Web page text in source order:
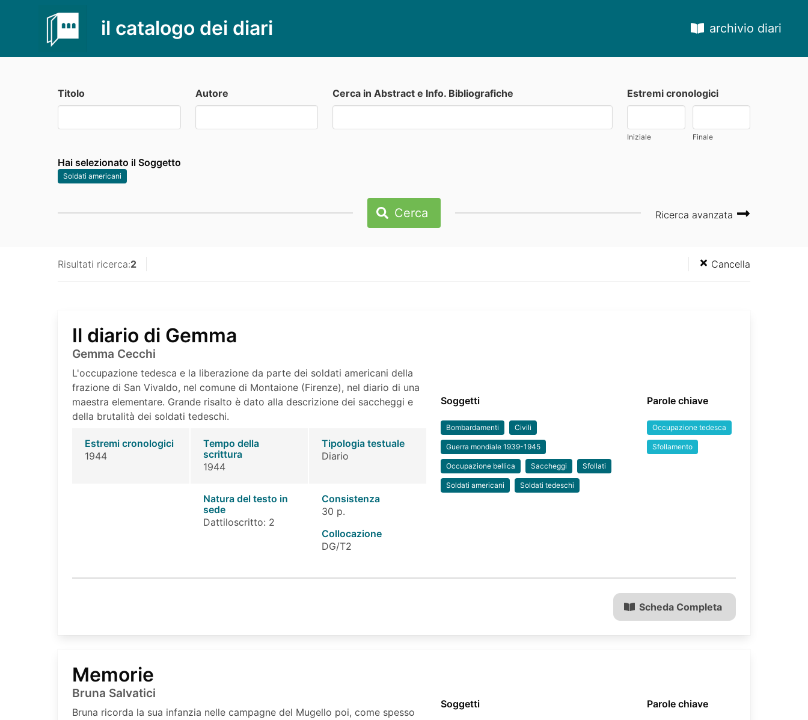
il catalogo dei diari archivio diari
Titolo Autore Cerca in Abstract e Info. Bibliografiche Estremi cronologici
Iniziale Finale
Hai selezionato il Soggetto
Soldati americani
Cerca Ricerca avanzata
Risultati ricerca:2 Cancella
Il diario di Gemma
Gemma Cecchi
L'occupazione tedesca e la liberazione da parte dei soldati americani della
frazione di San Vivaldo, nel comune di Montaione (Firenze), nel diario di una
maestra elementare. Grande risalto è dato alla descrizione dei saccheggi e
della brutalità dei soldati tedeschi.
Estremi cronologici
1944
Tempo della
scrittura
1944
Tipologia testuale
Diario
Natura del testo in
sede
Dattiloscritto: 2
Consistenza
30 p.
Collocazione
DG/T2
Soggetti
Bombardamenti Civili
Guerra mondiale 1939-1945
Occupazione bellica Saccheggi Sfollati
Soldati americani Soldati tedeschi
Parole chiave
Occupazione tedesca
Sfollamento
Scheda Completa
Memorie
Bruna Salvatici
Bruna ricorda la sua infanzia nelle campagne del Mugello poi, come spesso
Soggetti Parole chiave